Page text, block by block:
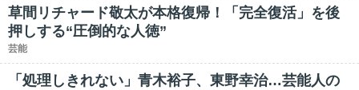
草間リチャード敬太が本格復帰！「完全復活」を後
押しする“圧倒的な人徳”
芸能
「処理しきれない」青木裕子、東野幸治…芸能人の